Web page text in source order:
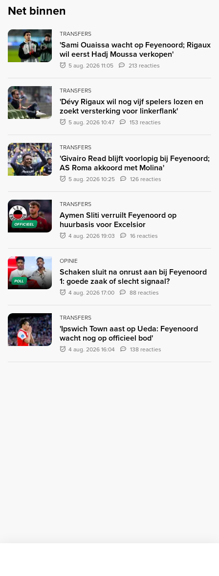
Net binnen
TRANSFERS
'Sami Ouaissa wacht op Feyenoord; Rigaux
wil eerst Hadj Moussa verkopen'
5 aug. 2026 11:05 213 reacties
TRANSFERS
'Dévy Rigaux wil nog vijf spelers lozen en
zoekt versterking voor linkerflank'
5 aug. 2026 10:47 153 reacties
TRANSFERS
'Givairo Read blijft voorlopig bij Feyenoord;
AS Roma akkoord met Molina'
5 aug. 2026 10:25 126 reacties
OFFICIEEL
TRANSFERS
Aymen Sliti verruilt Feyenoord op
huurbasis voor Excelsior
4 aug. 2026 19:03 16 reacties
POLL
OPINIE
Schaken sluit na onrust aan bij Feyenoord
1: goede zaak of slecht signaal?
4 aug. 2026 17:00 88 reacties
TRANSFERS
'Ipswich Town aast op Ueda: Feyenoord
wacht nog op officieel bod'
4 aug. 2026 16:04 138 reacties